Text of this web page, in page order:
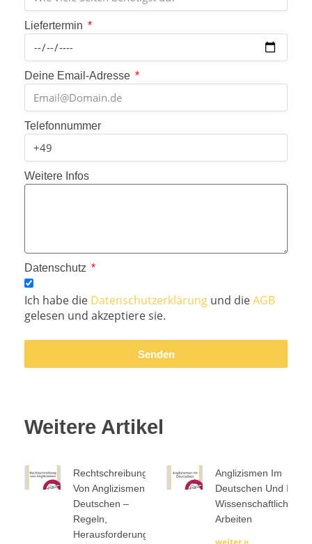
Liefertermin
Deine Email-Adresse
Telefonnummer
Weitere Infos
Datenschutz
Ich habe die Datenschutzerklärung und dieAGB
gelesen und akzeptiere sie.
Senden
Weitere Artikel
Rechtschreibung
Von Anglizismen Im
Deutschen –
Regeln,
Herausforderungen
Anglizismen Im
Deutschen Und In
Wissenschaftlichen
Arbeiten